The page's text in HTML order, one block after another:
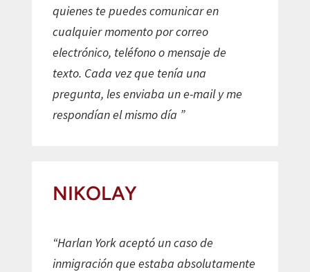
quienes te puedes comunicar en
cualquier momento por correo
electrónico, teléfono o mensaje de
texto. Cada vez que tenía una
pregunta, les enviaba un e-mail y me
respondían el mismo día ”
NIKOLAY
“Harlan York aceptó un caso de
inmigración que estaba absolutamente